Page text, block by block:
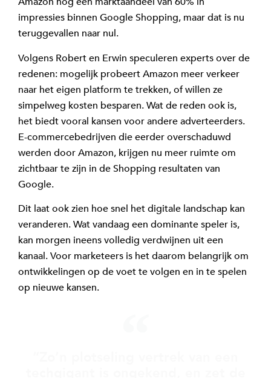
impressies binnen Google Shopping, maar dat is nu
teruggevallen naar nul.
Volgens Robert en Erwin speculeren experts over de
redenen: mogelijk probeert Amazon meer verkeer
naar het eigen platform te trekken, of willen ze
simpelweg kosten besparen. Wat de reden ook is,
het biedt vooral kansen voor andere adverteerders.
E-commercebedrijven die eerder overschaduwd
werden door Amazon, krijgen nu meer ruimte om
zichtbaar te zijn in de Shopping resultaten van
Google.
Dit laat ook zien hoe snel het digitale landschap kan
veranderen. Wat vandaag een dominante speler is,
kan morgen ineens volledig verdwijnen uit een
kanaal. Voor marketeers is het daarom belangrijk om
ontwikkelingen op de voet te volgen en in te spelen
op nieuwe kansen.